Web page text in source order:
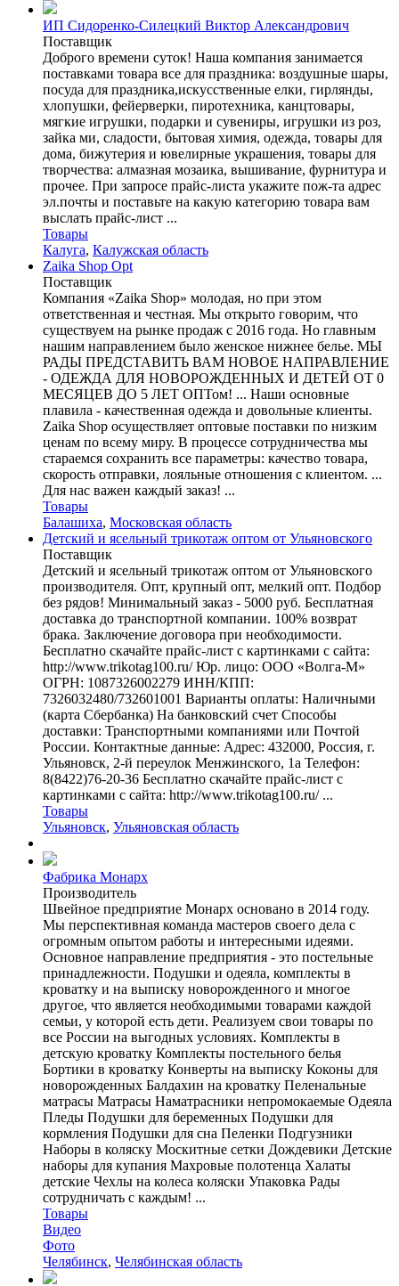
ИП Сидоренко-Силецкий Виктор Александрович
Поставщик
Доброго времени суток! Наша компания занимается
поставками товара все для праздника: воздушные шары,
посуда для праздника,искусственные елки, гирлянды,
хлопушки, фейерверки, пиротехника, канцтовары,
мягкие игрушки, подарки и сувениры, игрушки из роз,
зайка ми, сладости, бытовая химия, одежда, товары для
дома, бижутерия и ювелирные украшения, товары для
творчества: алмазная мозаика, вышивание, фурнитура и
прочее. При запросе прайс-листа укажите пож-та адрес
эл.почты и поставьте на какую категорию товара вам
выслать прайс-лист ...
Товары
Калуга, Калужская область
Zaika Shop Opt
Поставщик
Компания «Zaika Shop» молодая, но при этом
ответственная и честная. Мы открыто говорим, что
существуем на рынке продаж с 2016 года. Но главным
нашим направлением было женское нижнее белье. МЫ
РАДЫ ПРЕДСТАВИТЬ ВАМ НОВОЕ НАПРАВЛЕНИЕ
- ОДЕЖДА ДЛЯ НОВОРОЖДЕННЫХ И ДЕТЕЙ ОТ 0
МЕСЯЦЕВ ДО 5 ЛЕТ ОПТом! ... Наши основные
плавила - качественная одежда и довольные клиенты.
Zaika Shop осуществляет оптовые поставки по низким
ценам по всему миру. В процессе сотрудничества мы
стараемся сохранить все параметры: качество товара,
скорость отправки, лояльные отношения с клиентом. ...
Для нас важен каждый заказ! ...
Товары
Балашиха, Московская область
Детский и ясельный трикотаж оптом от Ульяновского
Поставщик
Детский и ясельный трикотаж оптом от Ульяновского
производителя. Опт, крупный опт, мелкий опт. Подбор
без рядов! Минимальный заказ - 5000 руб. Бесплатная
доставка до транспортной компании. 100% возврат
брака. Заключение договора при необходимости.
Бесплатно скачайте прайс-лист с картинками с сайта:
http://www.trikotag100.ru/ Юр. лицо: ООО «Волга-М»
ОГРН: 1087326002279 ИНН/КПП:
7326032480/732601001 Варианты оплаты: Наличными
(карта Сбербанка) На банковский счет Способы
доставки: Транспортными компаниями или Почтой
России. Контактные данные: Адрес: 432000, Россия, г.
Ульяновск, 2-й переулок Менжинского, 1а Телефон:
8(8422)76-20-36 Бесплатно скачайте прайс-лист с
картинками с сайта: http://www.trikotag100.ru/ ...
Товары
Ульяновск, Ульяновская область
Фабрика Монарх
Производитель
Швейное предприятие Монарх основано в 2014 году.
Мы перспективная команда мастеров своего дела с
огромным опытом работы и интересными идеями.
Основное направление предприятия - это постельные
принадлежности. Подушки и одеяла, комплекты в
кроватку и на выписку новорожденного и многое
другое, что является необходимыми товарами каждой
семьи, у которой есть дети. Реализуем свои товары по
все России на выгодных условиях. Комплекты в
детскую кроватку Комплекты постельного белья
Бортики в кроватку Конверты на выписку Коконы для
новорожденных Балдахин на кроватку Пеленальные
матрасы Матрасы Наматрасники непромокаемые Одеяла
Пледы Подушки для беременных Подушки для
кормления Подушки для сна Пеленки Подгузники
Наборы в коляску Москитные сетки Дождевики Детские
наборы для купания Махровые полотенца Халаты
детские Чехлы на колеса коляски Упаковка Рады
сотрудничать с каждым! ...
Товары
Видео
Фото
Челябинск, Челябинская область